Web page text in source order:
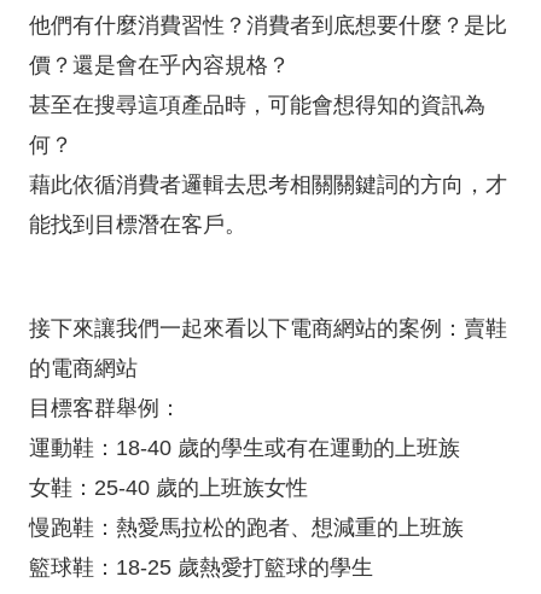
他們有什麼消費習性？消費者到底想要什麼？是比
價？還是會在乎內容規格？
甚至在搜尋這項產品時，可能會想得知的資訊為
何？
藉此依循消費者邏輯去思考相關關鍵詞的方向，才
能找到目標潛在客戶。
接下來讓我們一起來看以下電商網站的案例：賣鞋
的電商網站
目標客群舉例：
運動鞋：18-40 歲的學生或有在運動的上班族
女鞋：25-40 歲的上班族女性
慢跑鞋：熱愛馬拉松的跑者、想減重的上班族
籃球鞋：18-25 歲熱愛打籃球的學生